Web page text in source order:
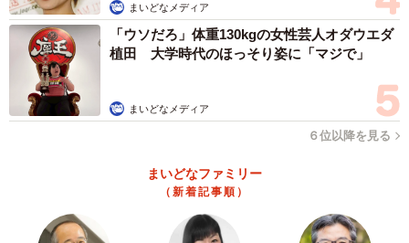
まいどなメディア
「ウソだろ」体重130kgの女性芸人オダウエダ
植田 大学時代のほっそり姿に「マジで」
まいどなメディア
６位以降を見る
まいどなファミリー
（新着記事順）